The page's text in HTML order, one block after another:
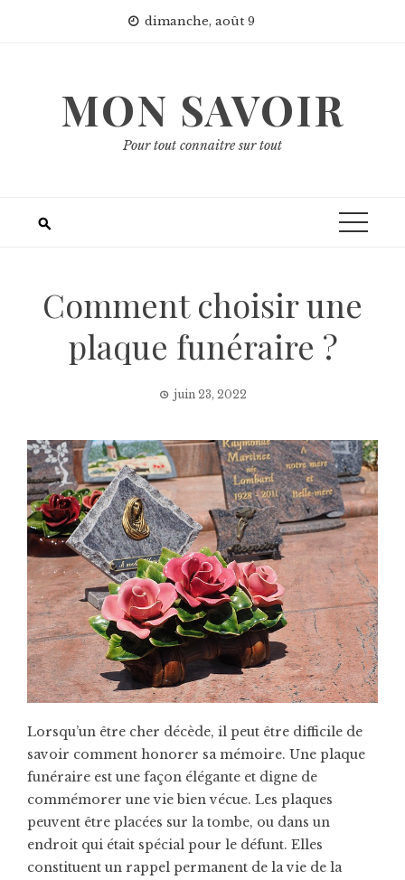
dimanche, août 9
MON SAVOIR
Pour tout connaitre sur tout
Comment choisir une
plaque funéraire ?
juin 23, 2022
Lorsqu’un être cher décède, il peut être difficile de
savoir comment honorer sa mémoire. Une plaque
funéraire est une façon élégante et digne de
commémorer une vie bien vécue. Les plaques
peuvent être placées sur la tombe, ou dans un
endroit qui était spécial pour le défunt. Elles
constituent un rappel permanent de la vie de la